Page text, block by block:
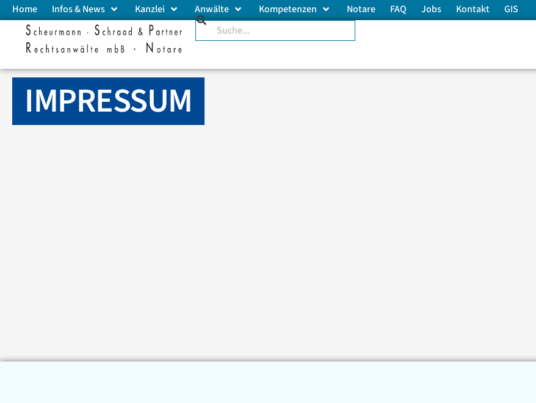
Home Infos & News Kanzlei Anwälte Kompetenzen Notare FAQ Jobs Kontakt GIS
IMPRESSUM